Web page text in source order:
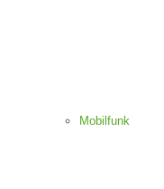
Mobilfunk